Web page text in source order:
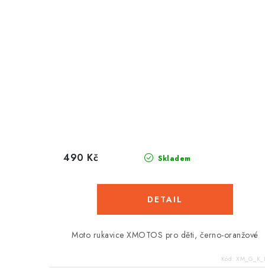
Skladem
490 Kč
Moto rukavice XMOTOS pro děti, černo-oranžové
Kód: